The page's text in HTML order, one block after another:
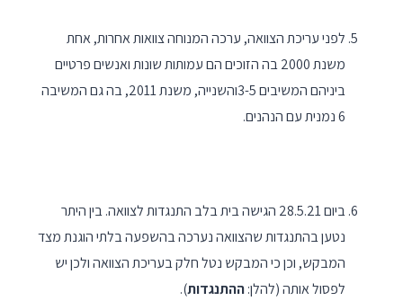
לפני עריכת הצוואה, ערכה המנוחה צוואות אחרות, אחת
משנת 2000 בה הזוכים הם עמותות שונות ואנשים פרטיים
ביניהם המשיבים 3-5והשנייה, משנת 2011, בה גם המשיבה
6 נמנית עם הנהנים.
ביום 28.5.21 הגישה בית בלב התנגדות לצוואה. בין היתר
נטען בהתנגדות שהצוואה נערכה בהשפעה בלתי הוגנת מצד
המבקש, וכן כי המבקש נטל חלק בעריכת הצוואה ולכן יש
לפסול אותה (להלן:ההתנגדות).